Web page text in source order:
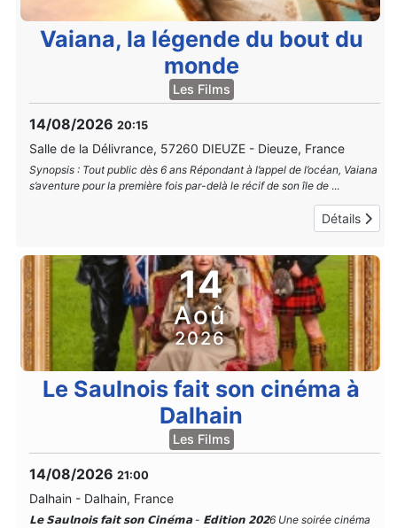
Vaiana, la légende du bout du
monde
Les Films
14/08/2026 20:15
Salle de la Délivrance, 57260 DIEUZE - Dieuze, France
Synopsis : Tout public dès 6 ans Répondant à l’appel de l’océan, Vaiana
s’aventure pour la première fois par-delà le récif de son île de ...
Détails
14
Aoû
2026
Le Saulnois fait son cinéma à
Dalhain
Les Films
14/08/2026 21:00
Dalhain - Dalhain, France
𝗟𝗲 𝗦𝗮𝘂𝗹𝗻𝗼𝗶𝘀 𝗳𝗮𝗶𝘁 𝘀𝗼𝗻 𝗖𝗶𝗻𝗲́𝗺𝗮 - 𝗘́𝗱𝗶𝘁𝗶𝗼𝗻 𝟮𝟬𝟮6 Une soirée cinéma